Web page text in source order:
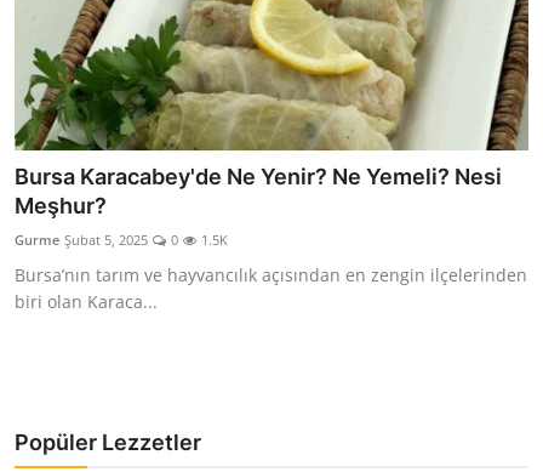
Bursa Karacabey'de Ne Yenir? Ne Yemeli? Nesi
Meşhur?
Gurme Şubat 5, 2025 0 1.5K
Bursa’nın tarım ve hayvancılık açısından en zengin ilçelerinden
biri olan Karaca...
Popüler Lezzetler